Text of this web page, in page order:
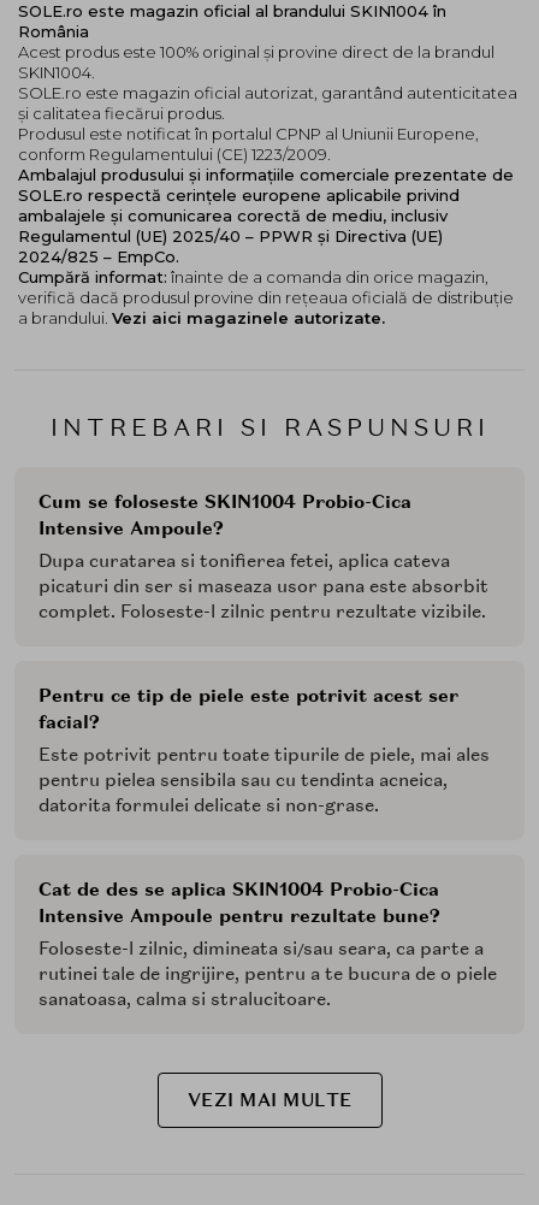
INTREBARI SI RASPUNSURI
Cum se foloseste SKIN1004 Probio-Cica
Intensive Ampoule?
Dupa curatarea si tonifierea fetei, aplica cateva
picaturi din ser si maseaza usor pana este absorbit
complet. Foloseste-l zilnic pentru rezultate vizibile.
Pentru ce tip de piele este potrivit acest ser
facial?
Este potrivit pentru toate tipurile de piele, mai ales
pentru pielea sensibila sau cu tendinta acneica,
datorita formulei delicate si non-grase.
Cat de des se aplica SKIN1004 Probio-Cica
Intensive Ampoule pentru rezultate bune?
Foloseste-l zilnic, dimineata si/sau seara, ca parte a
rutinei tale de ingrijire, pentru a te bucura de o piele
sanatoasa, calma si stralucitoare.
VEZI MAI MULTE
SOLE.ro este magazin oficial al brandului SKIN1004 în
România
Acest produs este 100% original și provine direct de la brandul
SKIN1004.
SOLE.ro este magazin oficial autorizat, garantând autenticitatea
și calitatea fiecărui produs.
Produsul este notificat în portalul CPNP al Uniunii Europene,
conform Regulamentului (CE) 1223/2009.
Ambalajul produsului și informațiile comerciale prezentate de
SOLE.ro respectă cerințele europene aplicabile privind
ambalajele și comunicarea corectă de mediu, inclusiv
Regulamentul (UE) 2025/40 – PPWR și Directiva (UE)
2024/825 – EmpCo.
Cumpără informat: înainte de a comanda din orice magazin,
verifică dacă produsul provine din rețeaua oficială de distribuție
a brandului. Vezi aici magazinele autorizate.